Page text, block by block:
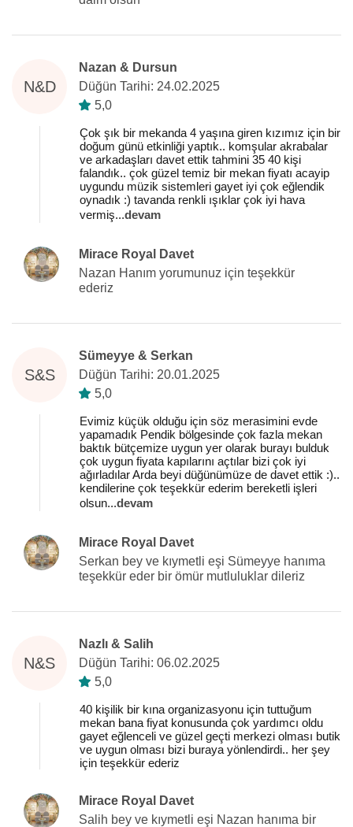
N&D
Nazan & Dursun
Düğün Tarihi: 24.02.2025
5,0
Çok şık bir mekanda 4 yaşına giren kızımız için bir
doğum günü etkinliği yaptık.. komşular akrabalar
ve arkadaşları davet ettik tahmini 35 40 kişi
falandık.. çok güzel temiz bir mekan fiyatı acayip
uygundu müzik sistemleri gayet iyi çok eğlendik
oynadık :) tavanda renkli ışıklar çok iyi hava
vermiş...devam
Mirace Royal Davet
Nazan Hanım yorumunuz için teşekkür
ederiz
S&S
Sümeyye & Serkan
Düğün Tarihi: 20.01.2025
5,0
Evimiz küçük olduğu için söz merasimini evde
yapamadık Pendik bölgesinde çok fazla mekan
baktık bütçemize uygun yer olarak burayı bulduk
çok uygun fiyata kapılarını açtılar bizi çok iyi
ağırladılar Arda beyi düğünümüze de davet ettik :)..
kendilerine çok teşekkür ederim bereketli işleri
olsun...devam
Mirace Royal Davet
Serkan bey ve kıymetli eşi Sümeyye hanıma
teşekkür eder bir ömür mutluluklar dileriz
N&S
Nazlı & Salih
Düğün Tarihi: 06.02.2025
5,0
40 kişilik bir kına organizasyonu için tuttuğum
mekan bana fiyat konusunda çok yardımcı oldu
gayet eğlenceli ve güzel geçti merkezi olması butik
ve uygun olması bizi buraya yönlendirdi.. her şey
için teşekkür ederiz
Mirace Royal Davet
Salih bey ve kıymetli eşi Nazan hanıma bir